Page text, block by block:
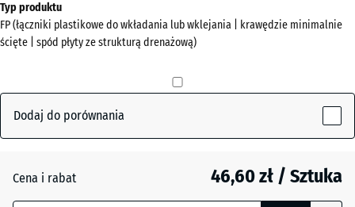
Pokaż
paletę
Czerwony
pomidorowy(active)
Antracyt
do
wysyłki
500
Wybrany,
niebiesko
Typ produktu
FP (łączniki plastikowe do wkładania lub wklejania | krawędzie minimalnie
ścięte | spód płyty ze strukturą drenażową)
Dodaj do porównania
Cena i rabat 46,60 zł / Sztuka